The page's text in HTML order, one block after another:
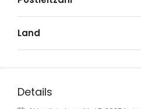
Land
Details